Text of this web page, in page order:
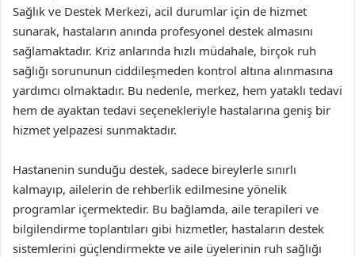
Sağlık ve Destek Merkezi, acil durumlar için de hizmet
sunarak, hastaların anında profesyonel destek almasını
sağlamaktadır. Kriz anlarında hızlı müdahale, birçok ruh
sağlığı sorununun ciddileşmeden kontrol altına alınmasına
yardımcı olmaktadır. Bu nedenle, merkez, hem yataklı tedavi
hem de ayaktan tedavi seçenekleriyle hastalarına geniş bir
hizmet yelpazesi sunmaktadır.
Hastanenin sunduğu destek, sadece bireylerle sınırlı
kalmayıp, ailelerin de rehberlik edilmesine yönelik
programlar içermektedir. Bu bağlamda, aile terapileri ve
bilgilendirme toplantıları gibi hizmetler, hastaların destek
sistemlerini güçlendirmekte ve aile üyelerinin ruh sağlığı